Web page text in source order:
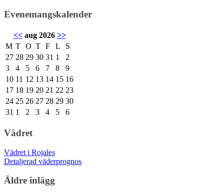
Evenemangskalender
<<aug 2026 >>
M T O T F L
S
27 28 29 30 31 1
2
3
4 5 6 7 8
9
10 11 12 13 14 15 16
17 18 19 20 21 22 23
24 25 26 27 28 29 30
31 1 2 3 4 5 6
Vädret
Vädret i Rojales
Detaljerad väderprognos
Äldre inlägg